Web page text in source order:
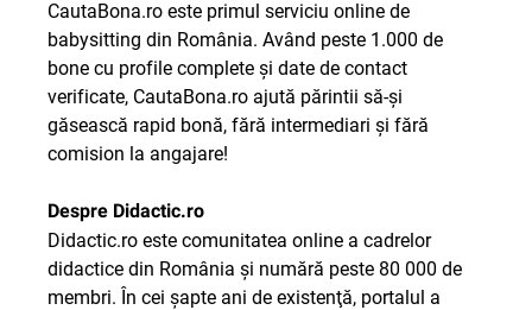
CautaBona.ro este primul serviciu online de
babysitting din România. Având peste 1.000 de
bone cu profile complete şi date de contact
verificate, CautaBona.ro ajută părintii să-şi
găsească rapid bonă, fără intermediari şi fără
comision la angajare!
Despre Didactic.ro
Didactic.ro este comunitatea online a cadrelor
didactice din România şi numără peste 80 000 de
membri. În cei şapte ani de existenţă, portalul a